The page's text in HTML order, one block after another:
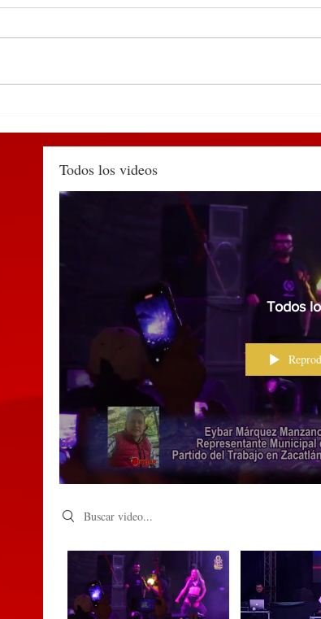
Huauchinango a sujeto por
agredir a una policía
municipal y alterar el orden
Todos los videos
Todos
Search videos